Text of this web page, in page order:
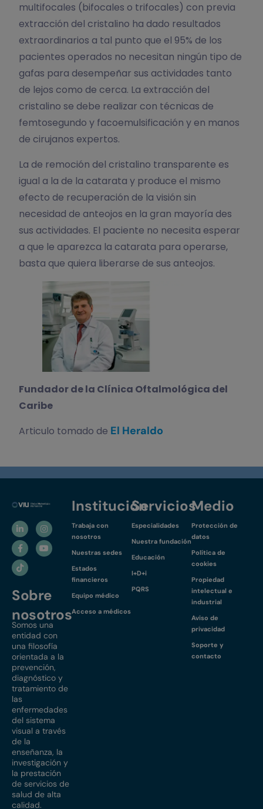
multifocales (bifocales o trifocales) con previa
extracción del cristalino ha dado resultados
extraordinarios a tal punto que el 95% de los
pacientes operados no necesitan ningún tipo de
gafas para desempeñar sus actividades tanto
de lejos como de cerca. La extracción del
cristalino se debe realizar con técnicas de
femtosegundo y facoemulsificación y en manos
de cirujanos expertos.
La de remoción del cristalino transparente es
igual a la de la catarata y produce el mismo
efecto de recuperación de la visión sin
necesidad de anteojos en la gran mayoría des
sus actividades. El paciente no necesita esperar
a que le aparezca la catarata para operarse,
basta que quiera liberarse de sus anteojos.
Fundador de la Clínica Oftalmológica del
Caribe
Articulo tomado de El Heraldo
Sobre
nosotros
Somos una
entidad con
una filosofía
orientada a la
prevención,
diagnóstico y
tratamiento de
las
enfermedades
del sistema
visual a través
de la
enseñanza, la
investigación y
la prestación
de servicios de
salud de alta
calidad.
Institución
Trabaja con
nosotros
Nuestras sedes
Estados
financieros
Equipo médico
Acceso a médicos
Servicios
Especialidades
Nuestra fundación
Educación
I+D+i
PQRS
Medio
Protección de
datos
Política de
cookies
Propiedad
intelectual e
industrial
Aviso de
privacidad
Soporte y
contacto